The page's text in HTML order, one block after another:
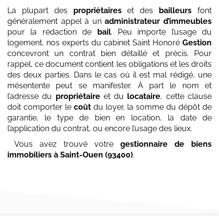
La plupart des propriétaireset des bailleurs font
généralement appel à unadministrateur d’immeubles
pour la rédaction de bail. Peu importe l’usage du
logement, nos experts du cabinet Saint Honoré Gestion
concevront un contrat bien détaillé et précis. Pour
rappel, ce document contient les obligations et les droits
des deux parties. Dans le cas où il est mal rédigé, une
mésentente peut se manifester. À part le nom et
l’adresse du propriétaireet du locataire, cette clause
doit comporter le coûtdu loyer, la somme du dépôt de
garantie, le type de bien en location, la date de
l’application du contrat, ou encore l’usage des lieux.
Vous avez trouvé votre gestionnaire de biens
immobiliers à Saint-Ouen (93400).